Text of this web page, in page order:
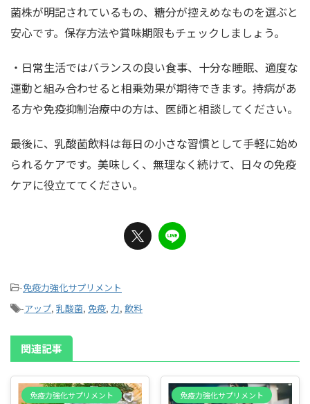
菌株が明記されているもの、糖分が控えめなものを選ぶと
安心です。保存方法や賞味期限もチェックしましょう。
・日常生活ではバランスの良い食事、十分な睡眠、適度な
運動と組み合わせると相乗効果が期待できます。持病があ
る方や免疫抑制治療中の方は、医師と相談してください。
最後に、乳酸菌飲料は毎日の小さな習慣として手軽に始め
られるケアです。美味しく、無理なく続けて、日々の免疫
ケアに役立ててください。
-免疫力強化サプリメント
-アップ, 乳酸菌, 免疫, 力, 飲料
関連記事
免疫力強化サプリメント 免疫力強化サプリメント